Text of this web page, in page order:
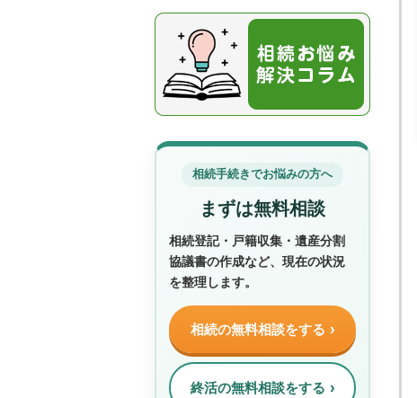
相続手続きでお悩みの方へ
まずは無料相談
相続登記・戸籍収集・遺産分割
協議書の作成など、現在の状況
を整理します。
相続の無料相談をする
終活の無料相談をする